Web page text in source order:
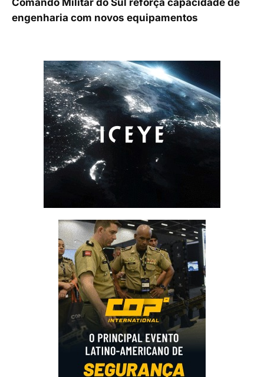
engenharia com novos equipamentos